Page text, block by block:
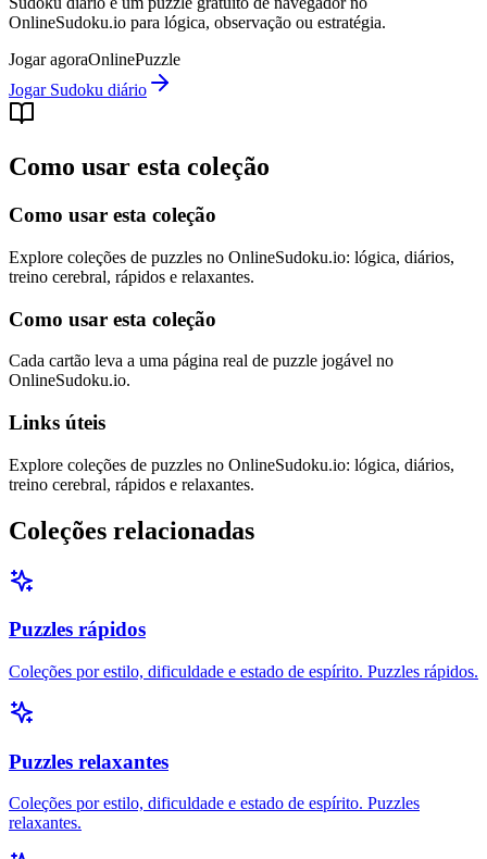
OnlineSudoku.io para lógica, observação ou estratégia.
Jogar agoraOnlinePuzzle
Jogar Sudoku diário
Como usar esta coleção
Como usar esta coleção
Explore coleções de puzzles no OnlineSudoku.io: lógica, diários,
treino cerebral, rápidos e relaxantes.
Como usar esta coleção
Cada cartão leva a uma página real de puzzle jogável no
OnlineSudoku.io.
Links úteis
Explore coleções de puzzles no OnlineSudoku.io: lógica, diários,
treino cerebral, rápidos e relaxantes.
Coleções relacionadas
Puzzles rápidos
Coleções por estilo, dificuldade e estado de espírito. Puzzles rápidos.
Puzzles relaxantes
Coleções por estilo, dificuldade e estado de espírito. Puzzles
relaxantes.